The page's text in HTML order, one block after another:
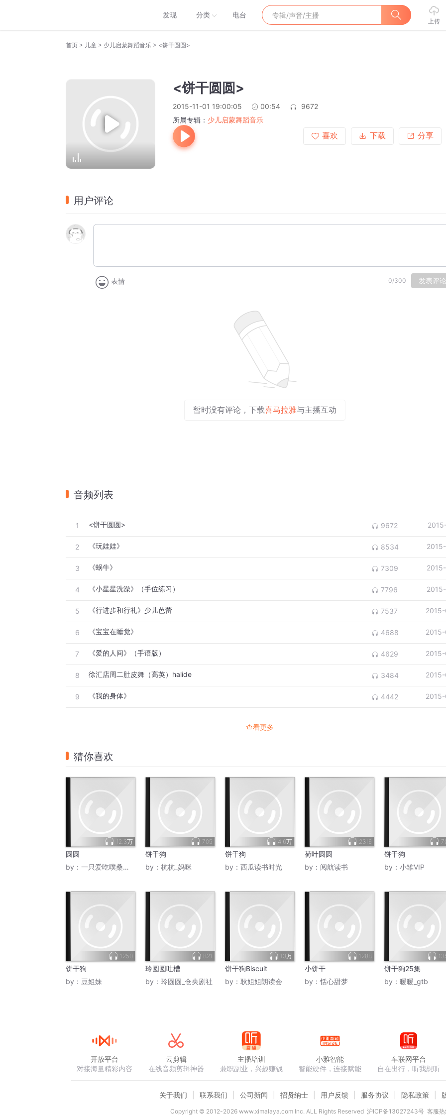
发现 分类 电台
上传
首页 > 儿童 > 少儿启蒙舞蹈音乐 > <饼干圆圆>
<饼干圆圆>
2015-11-01 19:00:05 00:54
9672
所属专辑： 少儿启蒙舞蹈音乐
喜欢
下载 分享
用户评论
表情 0/300 发表评论
暂时没有评论，下载喜马拉雅与主播互动
音频列表
1 <饼干圆圆> 9672
2 《玩娃娃》 8534
3 《蜗牛》 7309
4 《小星星洗澡》（手位练习） 7796
5 《行进步和行礼》少儿芭蕾 7537
6 《宝宝在睡觉》 4688
7 《爱的人间》（手语版） 4629
8 徐汇店周二肚皮舞（高英）halide 3484
9 《我的身体》 4442
查看更多
猜你喜欢
12.3万
圆圆
by： 一只爱吃噗桑的杨
705
饼干狗
by： 杭杭_妈咪
4.6万
饼干狗
by： 西瓜读书时光
2316
荷叶圆圆
by： 阅航读书
饼干狗
by： 小雏VIP
1250
饼干狗
by： 豆姐妹
821
玲圆圆吐槽
by： 玲圆圆_仓央剧社
13万
饼干狗Biscuit
by： 耿姐姐朗读会
1288
小饼干
by：恬心甜梦
饼干狗25集
by： 暖暖_gtb
开放平台
对接海量精彩内容
云剪辑
在线音频剪辑神器
主播培训
兼职副业，兴趣赚钱
小雅智能
智能硬件，连接赋能
车联网平台
自在出行，听我想听
关于我们 联系我们 公司新闻 招贤纳士 用户反馈 服务协议 隐私政策
Copyright © 2012-2026www.ximalaya.com lnc. ALL Rights Reserved 沪ICP备13027243号 客服